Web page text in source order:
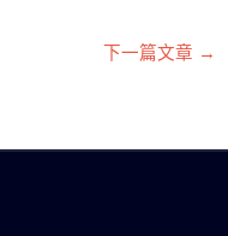
下一篇文章 →